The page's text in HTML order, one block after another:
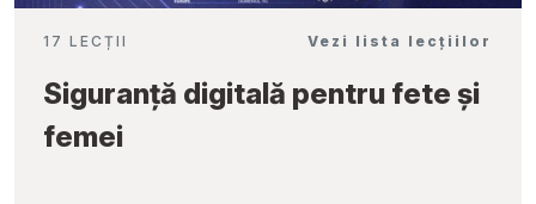
17 LECȚII Vezi lista lecțiilor
Siguranță digitală pentru fete și
femei